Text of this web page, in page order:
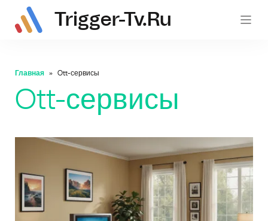
Trigger-Tv.ru
Главная Ott-сервисы
Ott-сервисы